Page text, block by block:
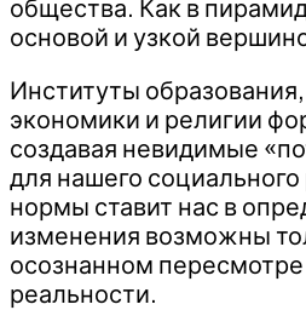
общества. Как в
основой и узкой
Институты
экономики и религии
создавая невидимые
для нашего социального
нормы ставит нас в
изменения возможны
осознанном
реальности.